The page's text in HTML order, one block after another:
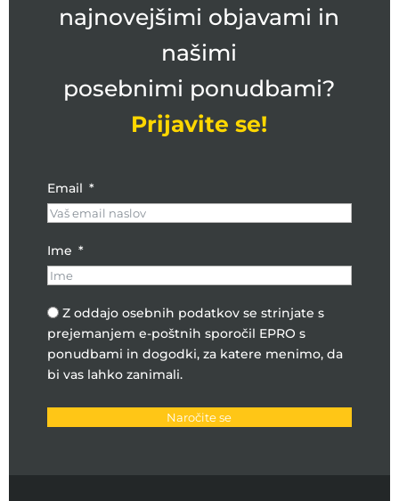
najnovejšimi objavami in
našimi
posebnimi ponudbami?
Prijavite se!
Email
Ime
Z oddajo osebnih podatkov se strinjate s
prejemanjem e-poštnih sporočil EPRO s
ponudbami in dogodki, za katere menimo, da
bi vas lahko zanimali.
Naročite se